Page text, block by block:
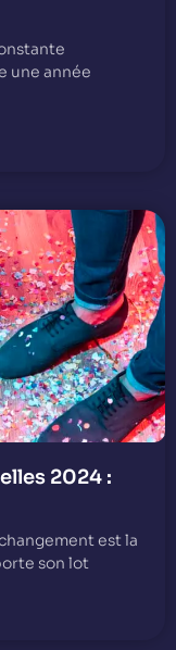
une année
2024 :
est la
son lot